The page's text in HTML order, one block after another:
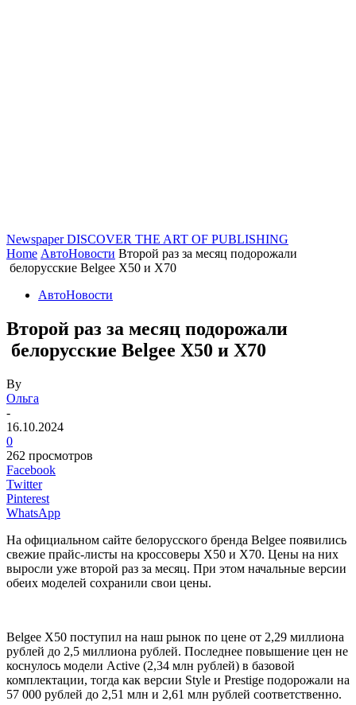
Newspaper DISCOVER THE ART OF PUBLISHING
Home АвтоНовости Второй раз за месяц подорожали
белорусские Belgee X50 и X70
АвтоНовости
Второй раз за месяц подорожали
белорусские Belgee X50 и X70
By
Ольга
-
16.10.2024
0
262 просмотров
Facebook
Twitter
Pinterest
WhatsApp
На официальном сайте белорусского бренда Belgee появились
свежие прайс-листы на кроссоверы X50 и X70. Цены на них
выросли уже второй раз за месяц. При этом начальные версии
обеих моделей сохранили свои цены.
Belgee X50 поступил на наш рынок по цене от 2,29 миллиона
рублей до 2,5 миллиона рублей. Последнее повышение цен не
коснулось модели Active (2,34 млн рублей) в базовой
комплектации, тогда как версии Style и Prestige подорожали на
57 000 рублей до 2,51 млн и 2,61 млн рублей соответственно.